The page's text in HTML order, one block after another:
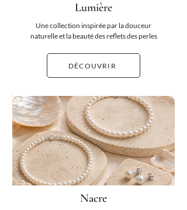
Lumière
Une collection inspirée par la douceur
naturelle et la beauté des reflets des perles
DÉCOUVRIR
Nacre